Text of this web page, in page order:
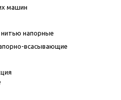
машин
напорные
всасывающие